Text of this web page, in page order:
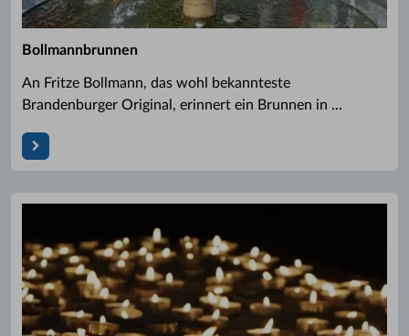
Bollmannbrunnen
An Fritze Bollmann, das wohl bekannteste
Brandenburger Original, erinnert ein Brunnen in ...